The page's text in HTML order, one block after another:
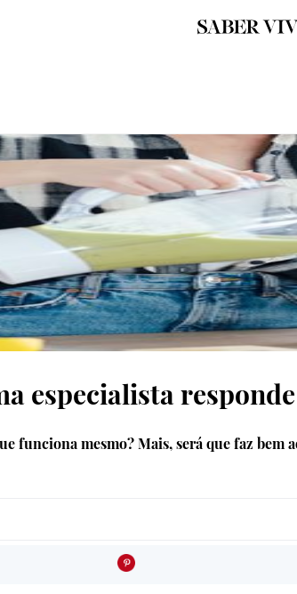
especialista responde
funciona mesmo? Mais, será que faz